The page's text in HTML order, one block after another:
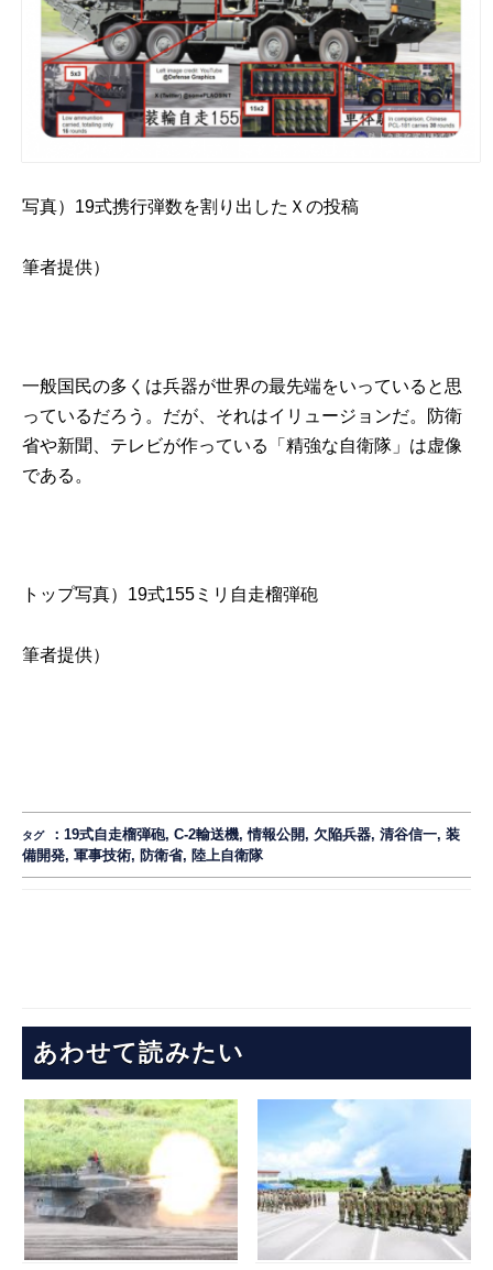
写真）19式携行弾数を割り出したＸの投稿
筆者提供）
一般国民の多くは兵器が世界の最先端をいっていると思
っているだろう。だが、それはイリュージョンだ。防衛
省や新聞、テレビが作っている「精強な自衛隊」は虚像
である。
トップ写真）19式155ミリ自走榴弾砲
筆者提供）
タグ ：19式自走榴弾砲,C-2輸送機,情報公開 , 欠陥兵器,清谷信一,装
備開発,軍事技術, 防衛省, 陸上自衛隊
あわせて読みたい